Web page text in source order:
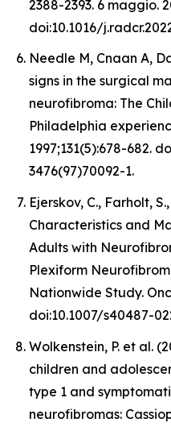
2388-2393. 6 maggio.
doi:10.1016/
Needle M, Cnaan A,
signs in the surgical
neurofibroma: The
Philadelphia
1997;131(5):678-682.
3476(97)70092-1.
Ejerskov, C., Farholt,
Characteristics and
Adults with
Plexiform
Nationwide Study.
doi:10.1007/s40487-
Wolkenstein, P. et al.
children and
type 1 and
neurofibromas: